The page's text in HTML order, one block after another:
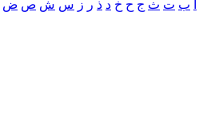
ب ت ث ج ح خ د ذ ر ز س ش ص ض